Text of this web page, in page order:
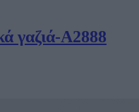
γαζιά-Α2888